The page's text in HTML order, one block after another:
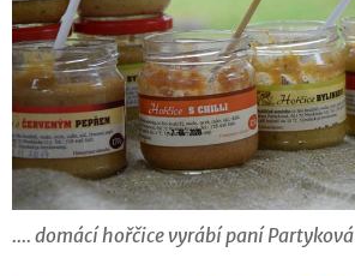
.... domácí hořčice vyrábí paní Partyková